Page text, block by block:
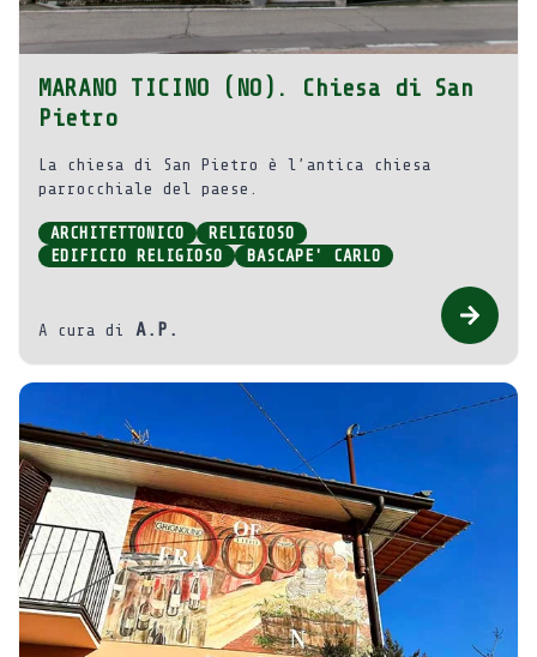
MARANO TICINO (NO). Chiesa di San
Pietro
La chiesa di San Pietro è l’antica chiesa
parrocchiale del paese.
ARCHITETTONICO
RELIGIOSO
EDIFICIO RELIGIOSO
BASCAPE' CARLO
A cura di A.P.